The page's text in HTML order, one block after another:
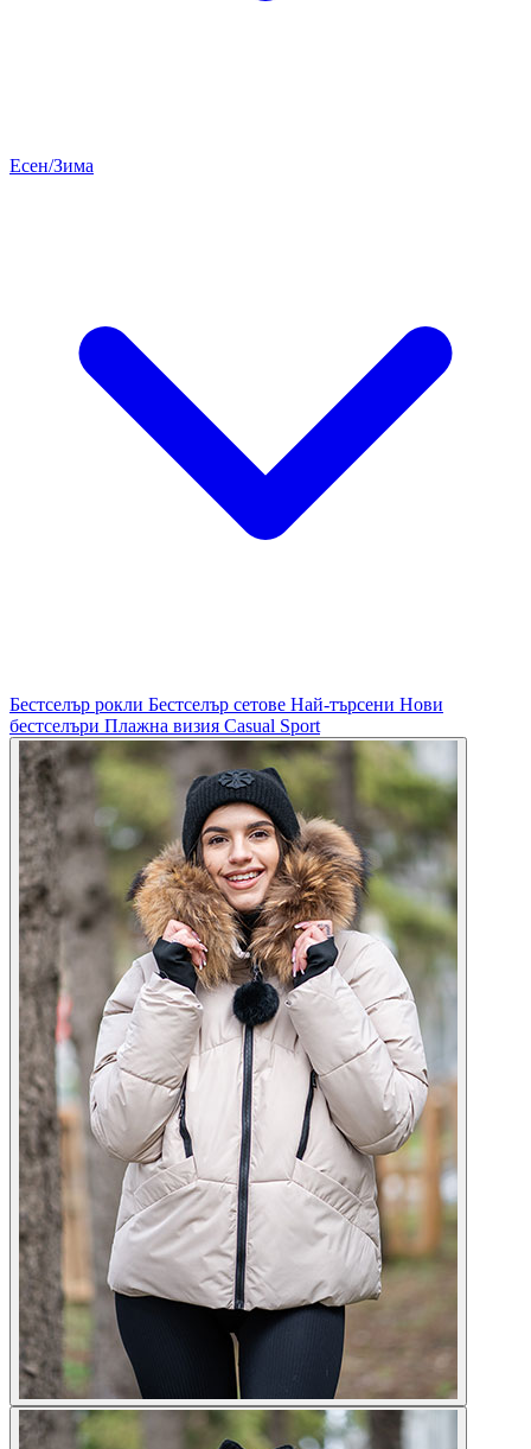
Есен/Зима
Бестселър рокли Бестселър сетове Най-търсени Нови
бестселъри Плажна визия Casual Sport